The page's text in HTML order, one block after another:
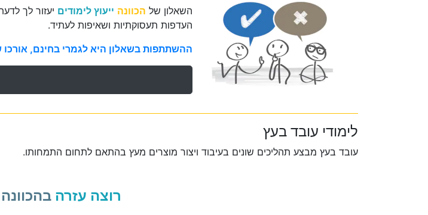
השאלון של הכוונה ייעוץ לימודים יעזור לך
העדפות תעסוקתיות ושאיפות לעתיד.
ההשתתפות בשאלון היא לגמרי בחינם, אורכו
לימודי עובד בעץ
עובד בעץ מבצע תהליכים שונים בעיבוד ויצור מוצרים מעץ בהתאם לתחום התמחותו.
רוצה עזרה